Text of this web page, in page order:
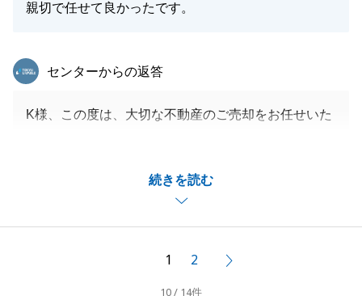
親切で任せて良かったです。
続きを読む
東急リバブル
センターからの返答
K様、この度は、大切な不動産のご売却をお任せいた
前任の担当者にてご不安な思いにさせてしまい、
大変申し訳ございませんでした。
今後同様なことがないよう、再発防止に努めてまいり
1 2
10 / 14件